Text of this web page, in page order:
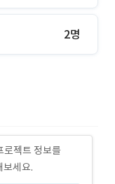
2명
로젝트 정보를
보세요.